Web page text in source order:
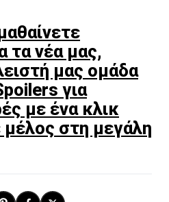
τα νέα μας,
μας ομάδα
για
με ένα κλικ
μέλος στη μεγάλη